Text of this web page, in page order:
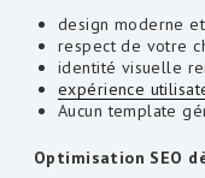
design moderne
respect de votre
identité visuelle
expérience
Aucun template
Optimisation SEO